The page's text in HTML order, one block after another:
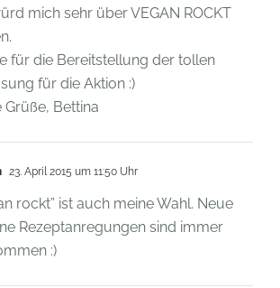
mich sehr über VEGAN ROCKT
für die Bereitstellung der tollen
für die Aktion :)
Grüße, Bettina
23. April 2015 um 11:50 Uhr
rockt” ist auch meine Wahl. Neue
Rezeptanregungen sind immer
:)